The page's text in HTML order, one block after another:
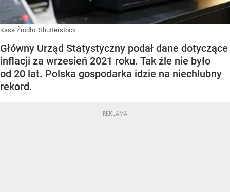
Kasa Źródło: Shutterstock
Główny Urząd Statystyczny podał dane dotyczące
inflacji za wrzesień 2021 roku. Tak źle nie było
od 20 lat. Polska gospodarka idzie na niechlubny
rekord.